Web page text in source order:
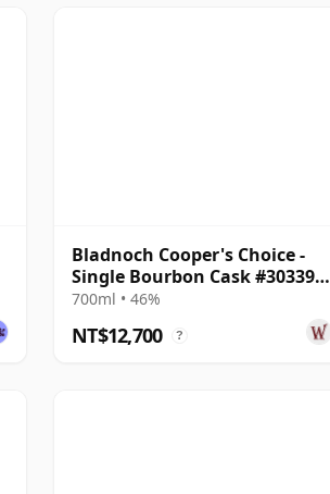
Bladnoch Cooper's Choice -
Single Bourbon Cask #30339
1990 26 年
700ml • 46%
NT$12,700 ?